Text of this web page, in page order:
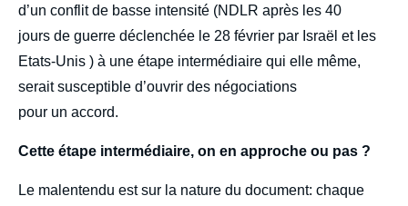
d’un conflit de basse intensité (NDLR après les 40
jours de guerre déclenchée le 28 février par Israël et les
Etats-Unis ) à une étape intermédiaire qui elle même,
serait susceptible d’ouvrir des négociations
pour un accord.
Cette étape intermédiaire, on en approche ou pas ?
Le malentendu est sur la nature du document: chaque